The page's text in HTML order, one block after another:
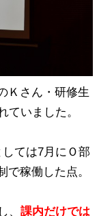
Ｋさん・研修生
ていました。
ては7月にＯ部
稼働した点。
、 課内だけでは